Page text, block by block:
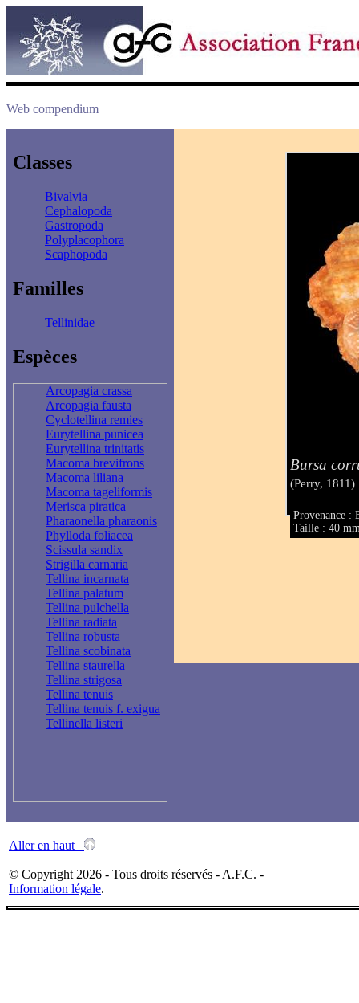
Web compendium
Classes
Bivalvia
Cephalopoda
Gastropoda
Polyplacophora
Scaphopoda
Familles
Tellinidae
Espèces
Arcopagia crassa
Arcopagia fausta
Cyclotellina remies
Eurytellina punicea
Eurytellina trinitatis
Macoma brevifrons
Macoma liliana
Macoma tageliformis
Merisca piratica
Pharaonella pharaonis
Phylloda foliacea
Scissula sandix
Strigilla carnaria
Tellina incarnata
Tellina palatum
Tellina pulchella
Tellina radiata
Tellina robusta
Tellina scobinata
Tellina staurella
Tellina strigosa
Tellina tenuis
Tellina tenuis f. exigua
Tellinella listeri
Bursa
(Perry, 1811)
Provenance :
Taille : 40
Aller en haut
© Copyright 2026 - Tous droits réservés - A.F.C. -
Information légale.